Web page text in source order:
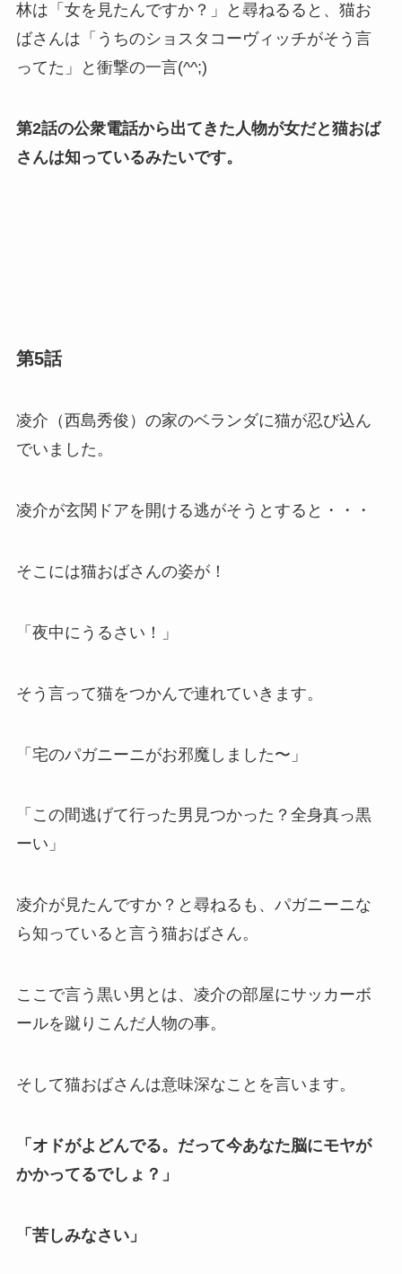
林は「女を見たんですか？」と尋ねるると、猫お
ばさんは「うちのショスタコーヴィッチがそう言
ってた」と衝撃の一言(^^;)
第2話の公衆電話から出てきた人物が女だと猫おば
さんは知っているみたいです。
第5話
凌介（西島秀俊）の家のベランダに猫が忍び込ん
でいました。
凌介が玄関ドアを開ける逃がそうとすると・・・
そこには猫おばさんの姿が！
「夜中にうるさい！」
そう言って猫をつかんで連れていきます。
「宅のパガニーニがお邪魔しました〜」
「この間逃げて行った男見つかった？全身真っ黒
ーい」
凌介が見たんですか？と尋ねるも、パガニーニな
ら知っていると言う猫おばさん。
ここで言う黒い男とは、凌介の部屋にサッカーボ
ールを蹴りこんだ人物の事。
そして猫おばさんは意味深なことを言います。
「オドがよどんでる。だって今あなた脳にモヤが
かかってるでしょ？」
「苦しみなさい」